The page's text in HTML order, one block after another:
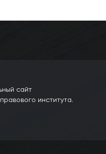
сайт
института.